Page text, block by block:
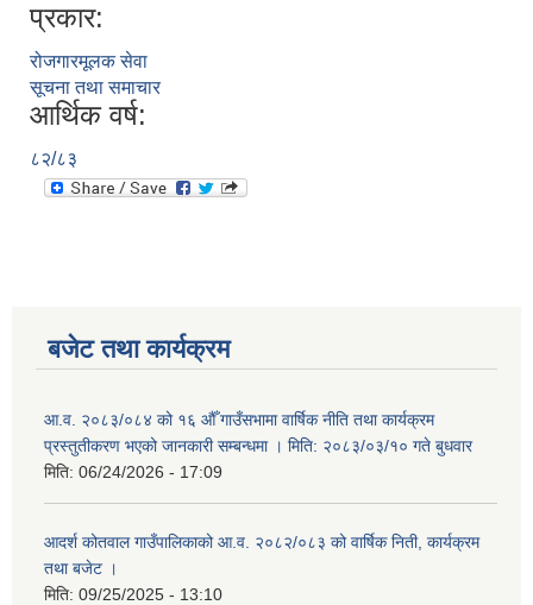
प्रकार:
रोजगारमूलक सेवा
सूचना तथा समाचार
आर्थिक वर्ष:
८२/८३
बजेट तथा कार्यक्रम
आ.व. २०८३/०८४ को १६ औँ गाउँसभामा वार्षिक नीति तथा कार्यक्रम
प्रस्तुतीकरण भएको जानकारी सम्बन्धमा । मिति: २०८३/०३/१० गते बुधवार
मिति: 06/24/2026 - 17:09
आदर्श कोतवाल गाउँपालिकाको आ.व. २०८२/०८३ को वार्षिक निती, कार्यक्रम
तथा बजेट ।
मिति: 09/25/2025 - 13:10